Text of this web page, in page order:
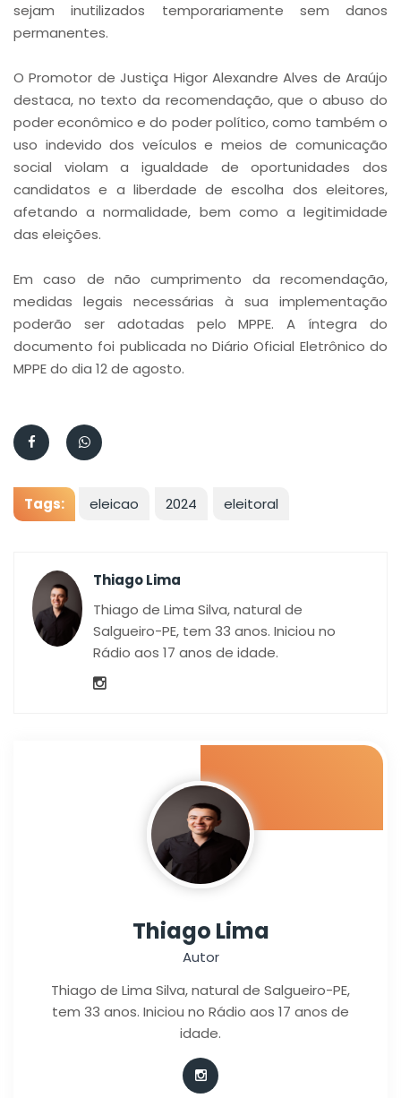
sejam inutilizados temporariamente sem danos
permanentes.
O Promotor de Justiça Higor Alexandre Alves de Araújo
destaca, no texto da recomendação, que o abuso do
poder econômico e do poder político, como também o
uso indevido dos veículos e meios de comunicação
social violam a igualdade de oportunidades dos
candidatos e a liberdade de escolha dos eleitores,
afetando a normalidade, bem como a legitimidade
das eleições.
Em caso de não cumprimento da recomendação,
medidas legais necessárias à sua implementação
poderão ser adotadas pelo MPPE. A íntegra do
documento foi publicada no Diário Oficial Eletrônico do
MPPE do dia 12 de agosto.
Tags: eleicao 2024 eleitoral
Thiago Lima
Thiago de Lima Silva, natural de
Salgueiro-PE, tem 33 anos. Iniciou no
Rádio aos 17 anos de idade.
Thiago Lima
Autor
Thiago de Lima Silva, natural de Salgueiro-PE,
tem 33 anos. Iniciou no Rádio aos 17 anos de
idade.